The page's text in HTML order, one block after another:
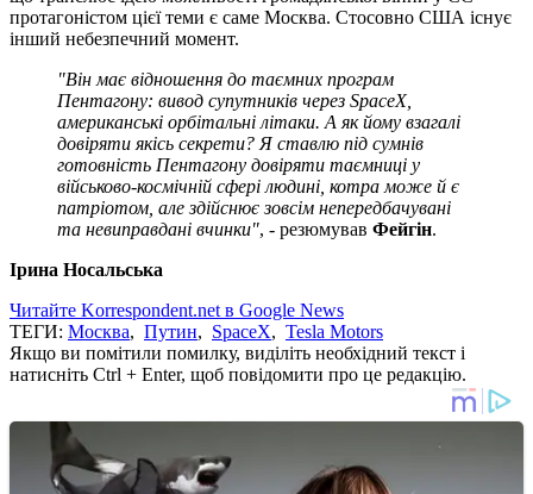
протагоністом цієї теми є саме Москва. Стосовно США існує
інший небезпечний момент.
"Він має відношення до таємних програм
Пентагону: вивод супутників через SpaceX,
американські орбітальні літаки. А як йому взагалі
довіряти якісь секрети? Я ставлю під сумнів
готовність Пентагону довіряти таємниці у
військово-космічній сфері людині, котра може й є
патріотом, але здійснює зовсім непередбачувані
та невиправдані вчинки", - резюмував Фейгін.
Ірина Носальська
Читайте Korrespondent.net в Google News
ТЕГИ: Москва, Путин, SpaceX, Tesla Motors
Якщо ви помітили помилку, виділіть необхідний текст і
натисніть Ctrl + Enter, щоб повідомити про це редакцію.